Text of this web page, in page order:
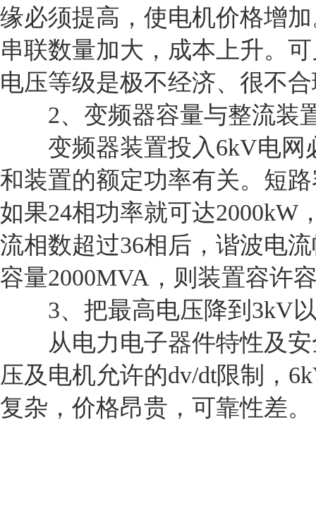
缘必须提高，使电机价格增
串联数量加大，成本上升。
电压等级是极不经济、很不
2、变频器容量与整流装
变频器装置投入6kV电网
和装置的额定功率有关。短
如果24相功率就可达2000kW
流相数超过36相后，谐波电
容量2000MVA，则装置容许
3、把最高电压降到3kV以
从电力电子器件特性及安
压及电机允许的dv/dt限制，
复杂，价格昂贵，可靠性